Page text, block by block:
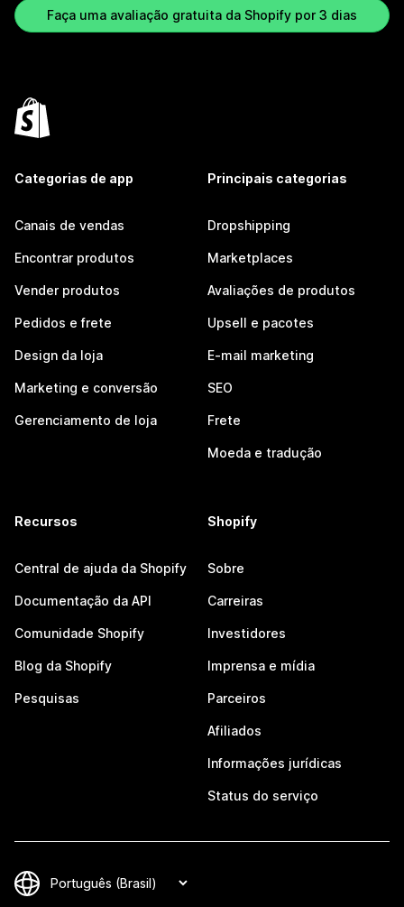
Faça uma avaliação gratuita da Shopify por 3 dias
Categorias de app
Canais de vendas
Encontrar produtos
Vender produtos
Pedidos e frete
Design da loja
Marketing e conversão
Gerenciamento de loja
Principais categorias
Dropshipping
Marketplaces
Avaliações de produtos
Upsell e pacotes
E-mail marketing
SEO
Frete
Moeda e tradução
Recursos
Central de ajuda da Shopify
Documentação da API
Comunidade Shopify
Blog da Shopify
Pesquisas
Shopify
Sobre
Carreiras
Investidores
Imprensa e mídia
Parceiros
Afiliados
Informações jurídicas
Status do serviço